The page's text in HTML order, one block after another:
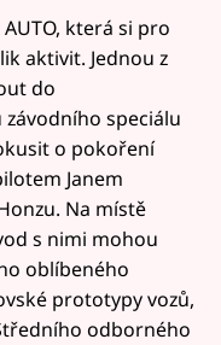
která si pro
aktivit. Jednou z
do
speciálu
o pokoření
Janem
Na místě
s nimi mohou
oblíbeného
prototypy vozů,
odborného